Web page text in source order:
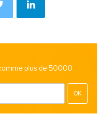
plus de 50000
OK